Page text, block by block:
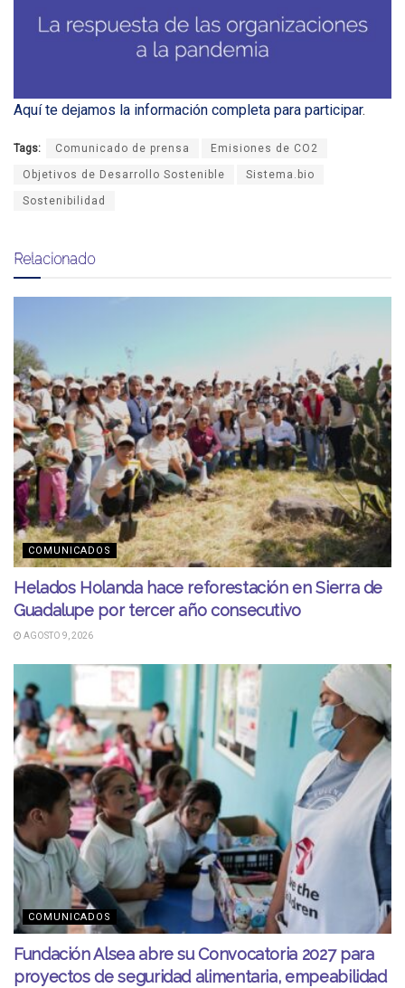
Aquí te dejamos la información completa para participar.
Tags: Comunicado de prensa Emisiones de CO2
Objetivos de Desarrollo Sostenible Sistema.bio
Sostenibilidad
Relacionado
COMUNICADOS
Helados Holanda hace reforestación en Sierra de
Guadalupe por tercer año consecutivo
AGOSTO 9, 2026
COMUNICADOS
Fundación Alsea abre su Convocatoria 2027 para
proyectos de seguridad alimentaria, empeabilidad